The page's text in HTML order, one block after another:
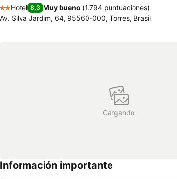
2 Estrellas
Hotel 8,3 Muy bueno (1.794 puntuaciones)
Av. Silva Jardim, 64, 95560-000, Torres, Brasil
Cargando
Información importante